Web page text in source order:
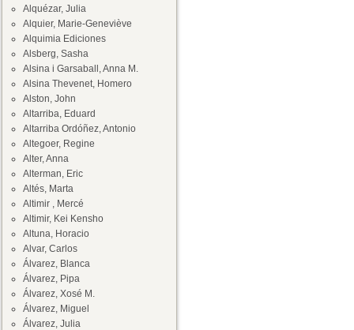
Alquézar, Julia
Alquier, Marie-Geneviève
Alquimia Ediciones
Alsberg, Sasha
Alsina i Garsaball, Anna M.
Alsina Thevenet, Homero
Alston, John
Altarriba, Eduard
Altarriba Ordóñez, Antonio
Altegoer, Regine
Alter, Anna
Alterman, Eric
Altés, Marta
Altimir , Mercé
Altimir, Kei Kensho
Altuna, Horacio
Alvar, Carlos
Álvarez, Blanca
Álvarez, Pipa
Álvarez, Xosé M.
Álvarez, Miguel
Álvarez, Julia